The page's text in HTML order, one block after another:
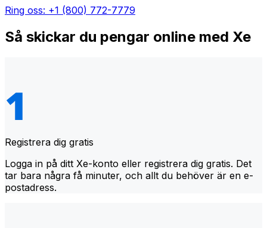
Ring oss: +1 (800) 772-7779
Så skickar du pengar online med Xe
Registrera dig gratis
Logga in på ditt Xe-konto eller registrera dig gratis. Det
tar bara några få minuter, och allt du behöver är en e-
postadress.